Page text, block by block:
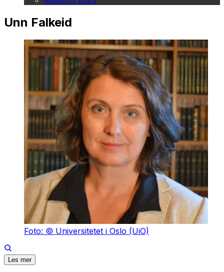
Unn Falkeid
Foto: © Universitetet i Oslo (UiO)
Les mer